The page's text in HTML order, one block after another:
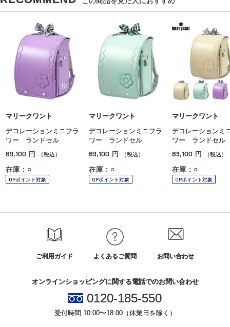
マリークワント
デコレーションミニフラ
ワー ランドセル
89,100 円 （税込）
在庫：○
OPポイント対象
マリークワント
デコレーションミニフラ
ワー ランドセル
89,100 円 （税込）
在庫：○
OPポイント対象
マリークワント
デコレーションミ
ワー ランドセル
89,100 円 （税込）
在庫：○
OPポイント対象
ご利用ガイド よくあるご質問 お問い合わせ
オンラインショッピングに関する電話でのお問い合わせ
0120-185-550
受付時間 10:00〜18:00（休業日を除く）